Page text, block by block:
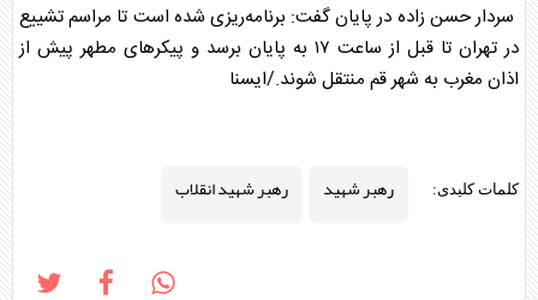
سردار حسن زاده در پایان گفت: برنامه‌ریزی شده است تا مراسم تشییع
در تهران تا قبل از ساعت ۱۷ به پایان برسد و پیکرهای مطهر پیش از
اذان مغرب به شهر قم منتقل شوند./ایسنا
کلمات کلیدی: رهبر شهید رهبر شهید انقلاب